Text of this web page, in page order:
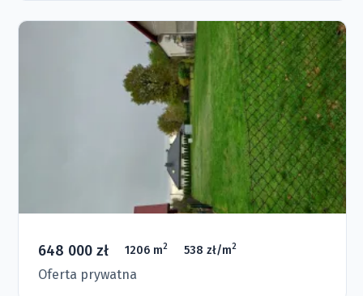
648 000 zł 1206 m2 538 zł/m2
Oferta prywatna